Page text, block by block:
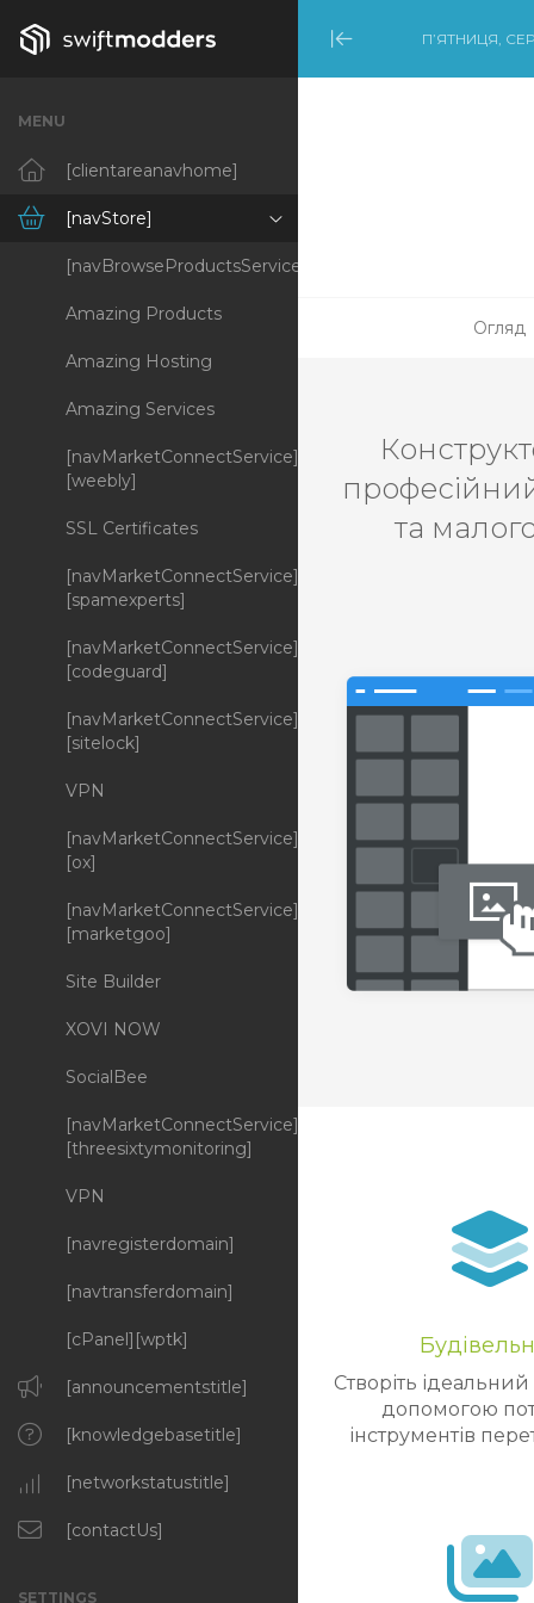
Minimize Menu
П’ЯТНИЦЯ,
MENU
[clientareanavhome]
[navStore]
[navBrowseProductsServices]
Amazing Products
Amazing Hosting
Amazing Services
[navMarketConnectService]
[weebly]
SSL Certificates
[navMarketConnectService]
[spamexperts]
[navMarketConnectService]
[codeguard]
[navMarketConnectService]
[sitelock]
VPN
[navMarketConnectService]
[ox]
[navMarketConnectService]
[marketgoo]
Site Builder
XOVI NOW
SocialBee
[navMarketConnectService]
[threesixtymonitoring]
VPN
[navregisterdomain]
[navtransferdomain]
[cPanel][wptk]
[announcementstitle]
[knowledgebasetitle]
[networkstatustitle]
[contactUs]
SETTINGS
Огляд
та
Створіть
допомогою
інструментів